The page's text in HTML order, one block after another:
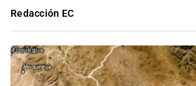
Redacción EC